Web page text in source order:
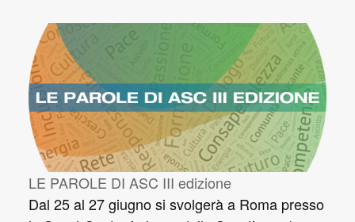
LE PAROLE DI ASC III edizione
Dal 25 al 27 giugno si svolgerà a Roma presso